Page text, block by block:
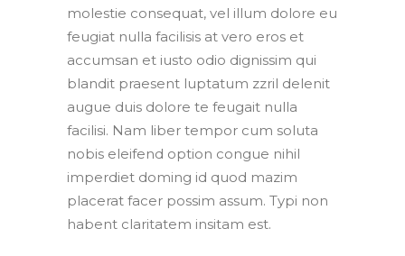
molestie consequat, vel illum dolore eu
feugiat nulla facilisis at vero eros et
accumsan et iusto odio dignissim qui
blandit praesent luptatum zzril delenit
augue duis dolore te feugait nulla
facilisi. Nam liber tempor cum soluta
nobis eleifend option congue nihil
imperdiet doming id quod mazim
placerat facer possim assum. Typi non
habent claritatem insitam est.